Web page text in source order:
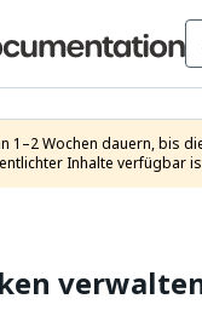
1–2 Wochen dauern, bis
Inhalte verfügbar